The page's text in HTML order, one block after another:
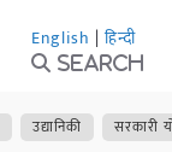
English | हिन्दी
Search
उद्यानिकी सरकारी